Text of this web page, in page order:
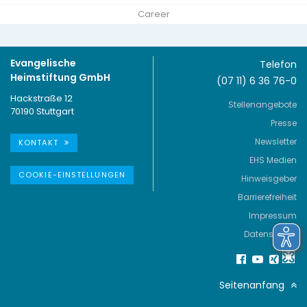
Career
Evangelische
Heimstiftung GmbH
Hackstraße 12
70190 Stuttgart
KONTAKT
COOKIE-EINSTELLUNGEN
Telefon
(07 11) 6 36 76-0
Stellenangebote
Presse
Newsletter
EHS Medien
Hinweisgeber
Barrierefreiheit
Impressum
Datenschutz
Seitenanfang